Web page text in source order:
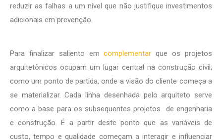
reduzir as falhas a um nível que não justifique investimentos
adicionais em prevenção.
Para finalizar saliento emcomplementarque os projetos
arquitetônicos ocupam um lugar central na construção civil;
como um ponto de partida, onde a visão do cliente começa a
se materializar. Cada linha desenhada pelo arquiteto serve
como a base para os subsequentes projetos de engenharia
e construção. É a partir deste ponto que as variáveis de
custo, tempo e qualidade começam a interagir e influenciar